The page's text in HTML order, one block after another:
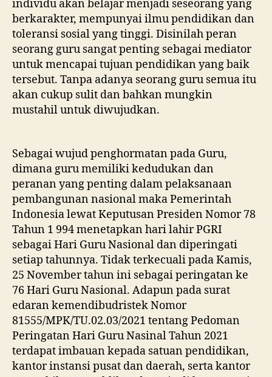
individu akan belajar menjadi seseorang yang
berkarakter, mempunyai ilmu pendidikan dan
toleransi sosial yang tinggi. Disinilah peran
seorang guru sangat penting sebagai mediator
untuk mencapai tujuan pendidikan yang baik
tersebut. Tanpa adanya seorang guru semua itu
akan cukup sulit dan bahkan mungkin
mustahil untuk diwujudkan.
Sebagai wujud penghormatan pada Guru,
dimana guru memiliki kedudukan dan
peranan yang penting dalam pelaksanaan
pembangunan nasional maka Pemerintah
Indonesia lewat Keputusan Presiden Nomor 78
Tahun 1 994 menetapkan hari lahir PGRI
sebagai Hari Guru Nasional dan diperingati
setiap tahunnya. Tidak terkecuali pada Kamis,
25 November tahun ini sebagai peringatan ke
76 Hari Guru Nasional. Adapun pada surat
edaran kemendibudristek Nomor
81555/MPK/TU.02.03/2021 tentang Pedoman
Peringatan Hari Guru Nasinal Tahun 2021
terdapat imbauan kepada satuan pendidikan,
kantor instansi pusat dan daerah, serta kantor